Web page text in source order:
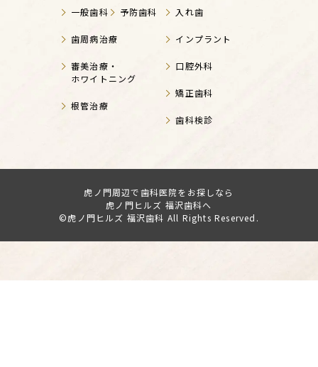
一般歯科 予防歯科
歯周病治療
審美治療・
ホワイトニング
根管治療
入れ歯
インプラント
口腔外科
矯正歯科
歯科検診
虎ノ門周辺で歯科医院をお探しなら
虎ノ門ヒルズ 福沢歯科へ
©虎ノ門ヒルズ 福沢歯科 All Rights Reserved.